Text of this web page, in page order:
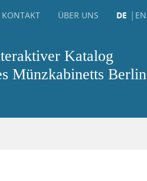
KONTAKT ÜBER UNS DE EN
Katalog
Münzkabinetts Berlin